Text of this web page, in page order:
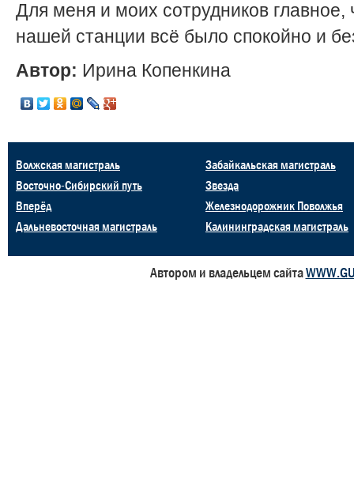
Для меня и моих сотрудников главное,
нашей станции всё было спокойно и
Автор: Ирина Копенкина
Волжская магистраль
Восточно-Сибирский путь
Вперёд
Дальневосточная магистраль
Забайкальская магистраль
Звезда
Железнодорожник Поволжья
Калининградская магистраль
Автором и владельцем сайта